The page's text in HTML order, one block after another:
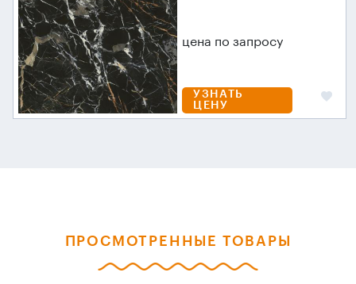
цена по запросу
УЗНАТЬ
ЦЕНУ
ПРОСМОТРЕННЫЕ ТОВАРЫ